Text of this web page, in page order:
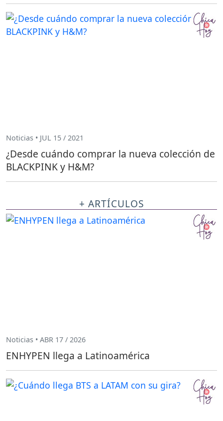
Noticias • JUL 15 / 2021
¿Desde cuándo comprar la nueva colección de
BLACKPINK y H&M?
+ ARTÍCULOS
Noticias • ABR 17 / 2026
ENHYPEN llega a Latinoamérica